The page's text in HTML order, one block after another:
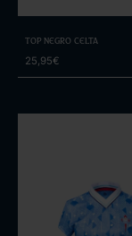
Top Negro Celta
25,95€